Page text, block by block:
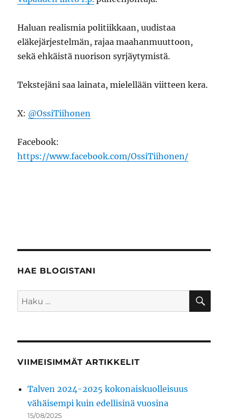
Haluan realismia politiikkaan, uudistaa
eläkejärjestelmän, rajaa maahanmuuttoon,
sekä ehkäistä nuorison syrjäytymistä.
Tekstejäni saa lainata, mielellään viitteen kera.
X: @OssiTiihonen
Facebook:
https://www.facebook.com/OssiTiihonen/
HAE BLOGISTANI
Etsi:
VIIMEISIMMÄT ARTIKKELIT
Talven 2024-2025 kokonaiskuolleisuus
vähäisempi kuin edellisinä vuosina
15/08/2025